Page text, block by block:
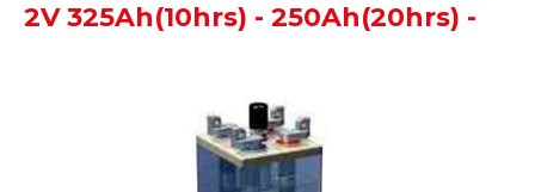
2V 325Ah(10hrs) - 250Ah(20hrs) -